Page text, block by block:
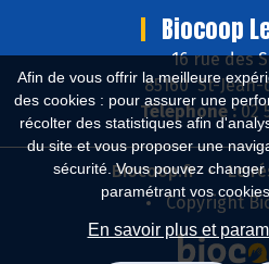
Afin de vous offrir la meilleure
des cookies : pour assurer une
récolter des statistiques afin
du site et vous proposer une
sécurité. Vous pouvez
paramétrant vos
En savoir plus et
Biocoop
16 rue des
85160 St-
Téléphone :02
Biocoop.fr
Le
Copyright